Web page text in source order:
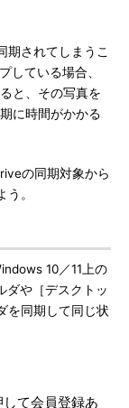
されてしまうこ
している場合、
と、その写真を
に時間がかかる
の同期対象から
。
10／11上の
ダや［デスクトッ
を同期して同じ状
て会員登録あ